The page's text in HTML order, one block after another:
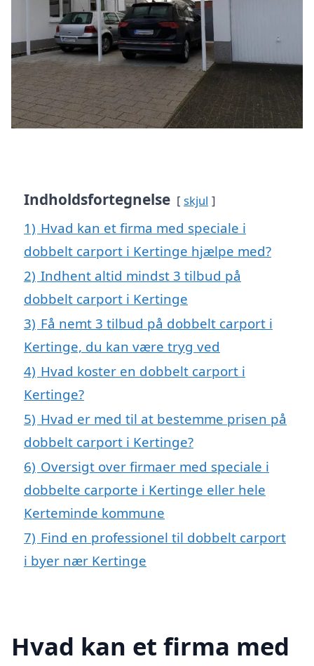
Indholdsfortegnelse skjul
1) Hvad kan et firma med speciale i
dobbelt carport i Kertinge hjælpe med?
2) Indhent altid mindst 3 tilbud på
dobbelt carport i Kertinge
3) Få nemt 3 tilbud på dobbelt carport i
Kertinge, du kan være tryg ved
4) Hvad koster en dobbelt carport i
Kertinge?
5) Hvad er med til at bestemme prisen på
dobbelt carport i Kertinge?
6) Oversigt over firmaer med speciale i
dobbelte carporte i Kertinge eller hele
Kerteminde kommune
7) Find en professionel til dobbelt carport
i byer nær Kertinge
Hvad kan et firma med